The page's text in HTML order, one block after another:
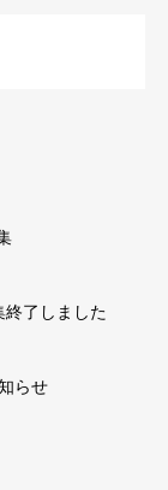
了しました
らせ